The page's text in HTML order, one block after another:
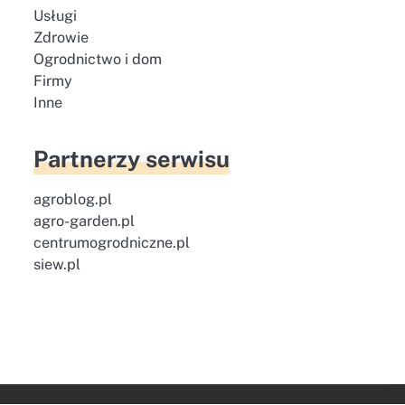
Usługi
Zdrowie
Ogrodnictwo i dom
Firmy
Inne
Partnerzy serwisu
agroblog.pl
agro-garden.pl
centrumogrodniczne.pl
siew.pl